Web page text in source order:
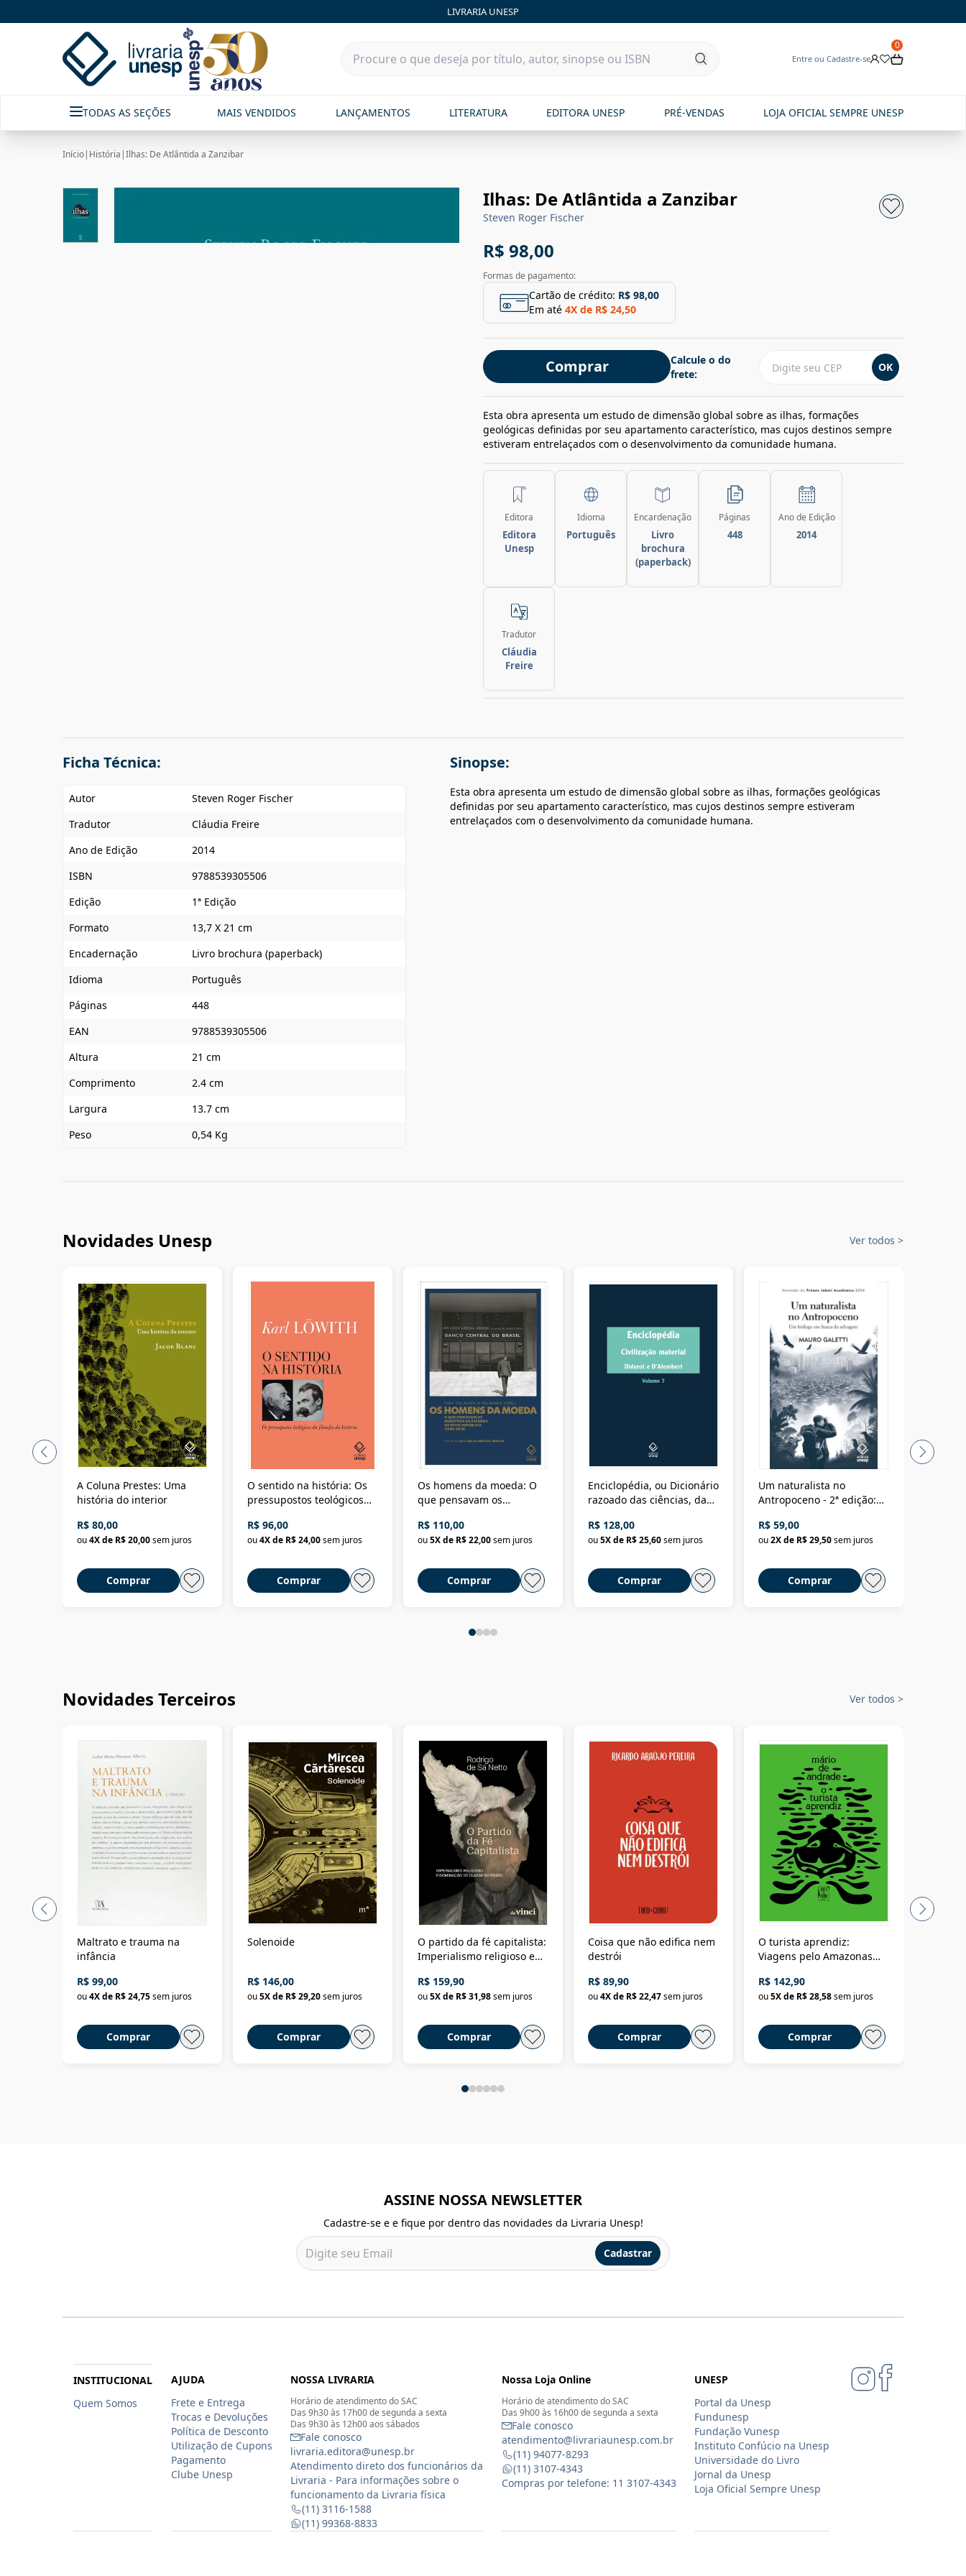
LIVRARIA UNESP
Entre ou Cadastre-se
0
TODAS AS SEÇÕES MAIS VENDIDOS LANÇAMENTOS LITERATURA EDITORA UNESP PRÉ-VENDAS LOJA OFICIAL SEMPRE UNESP
Início| História |Ilhas: De Atlântida a Zanzibar
Ilhas: De Atlântida a Zanzibar
Steven Roger Fischer
R$ 98,00
Formas de pagamento:
Cartão de crédito: R$ 98,00
Em até 4X de R$ 24,50
Comprar
Calcule o do
frete:
OK
Esta obra apresenta um estudo de dimensão global sobre as ilhas, formações
geológicas definidas por seu apartamento característico, mas cujos destinos sempre
estiveram entrelaçados com o desenvolvimento da comunidade humana.
Editora
Editora
Unesp
Idioma
Português
Encardenação
Livro
brochura
(paperback)
Páginas
448
Ano de Edição
2014
Tradutor
Cláudia
Freire
Ficha Técnica:
Autor
Steven Roger Fischer
Tradutor
Cláudia Freire
Ano de Edição
2014
ISBN
9788539305506
Edição
1ª Edição
Formato
13,7 X 21 cm
Encadernação
Livro brochura (paperback)
Idioma
Português
Páginas
448
EAN
9788539305506
Altura
21 cm
Comprimento
2.4 cm
Largura
13.7 cm
Peso
0,54 Kg
Sinopse:
Esta obra apresenta um estudo de dimensão global sobre as ilhas, formações geológicas
definidas por seu apartamento característico, mas cujos destinos sempre estiveram
entrelaçados com o desenvolvimento da comunidade humana.
Novidades Unesp Ver todos >
A Coluna Prestes: Uma
história do interior
R$ 80,00
ou4X de R$ 20,00sem juros
Comprar
O sentido na história: Os
pressupostos teológicos
R$ 96,00
ou4X de R$ 24,00sem juros
Comprar
Os homens da moeda: O
que pensavam os
Nova República (1985-
2018)
R$ 110,00
ou5X de R$ 22,00sem juros
Comprar
Enciclopédia, ou Dicionário
razoado das ciências, das
Civilização material
R$ 128,00
ou5X de R$ 25,60sem juros
Comprar
Um naturalista no
Antropoceno - 2ª edição:
selvagem
R$ 59,00
ou2X de R$ 29,50sem juros
Comprar
Novidades Terceiros Ver todos >
Maltrato e trauma na
infância
R$ 99,00
ou4X de R$ 24,75sem juros
Comprar
Solenoide
R$ 146,00
ou5X de R$ 29,20sem juros
Comprar
O partido da fé capitalista:
Imperialismo religioso e
Brasil
R$ 159,90
ou5X de R$ 31,98sem juros
Comprar
Coisa que não edifica nem
destrói
R$ 89,90
ou4X de R$ 22,47sem juros
Comprar
O turista aprendiz:
Viagens pelo Amazonas
até a Bolívia e por Marajó
até dizer chega
R$ 142,90
ou5X de R$ 28,58sem juros
Comprar
ASSINE NOSSA NEWSLETTER
Cadastre-se e e fique por dentro das novidades da Livraria Unesp!
Cadastrar
INSTITUCIONAL
Quem Somos
AJUDA
Frete e Entrega
Trocas e Devoluções
Política de Desconto
Utilização de Cupons
Pagamento
Clube Unesp
NOSSA LIVRARIA
Horário de atendimento do SAC
Das 9h30 às 17h00 de segunda a sexta
Das 9h30 às 12h00 aos sábados
Fale conosco
livraria.editora@unesp.br
Atendimento direto dos funcionários da
Livraria - Para informações sobre o
funcionamento da Livraria física
(11) 3116-1588
(11) 99368-8833
Nossa Loja Online
Horário de atendimento do SAC
Das 9h00 às 16h00 de segunda a sexta
Fale conosco
atendimento@livrariaunesp.com.br
(11) 94077-8293
(11) 3107-4343
Compras por telefone: 11 3107-4343
UNESP
Portal da Unesp
Fundunesp
Fundação Vunesp
Instituto Confúcio na Unesp
Universidade do Livro
Jornal da Unesp
Loja Oficial Sempre Unesp